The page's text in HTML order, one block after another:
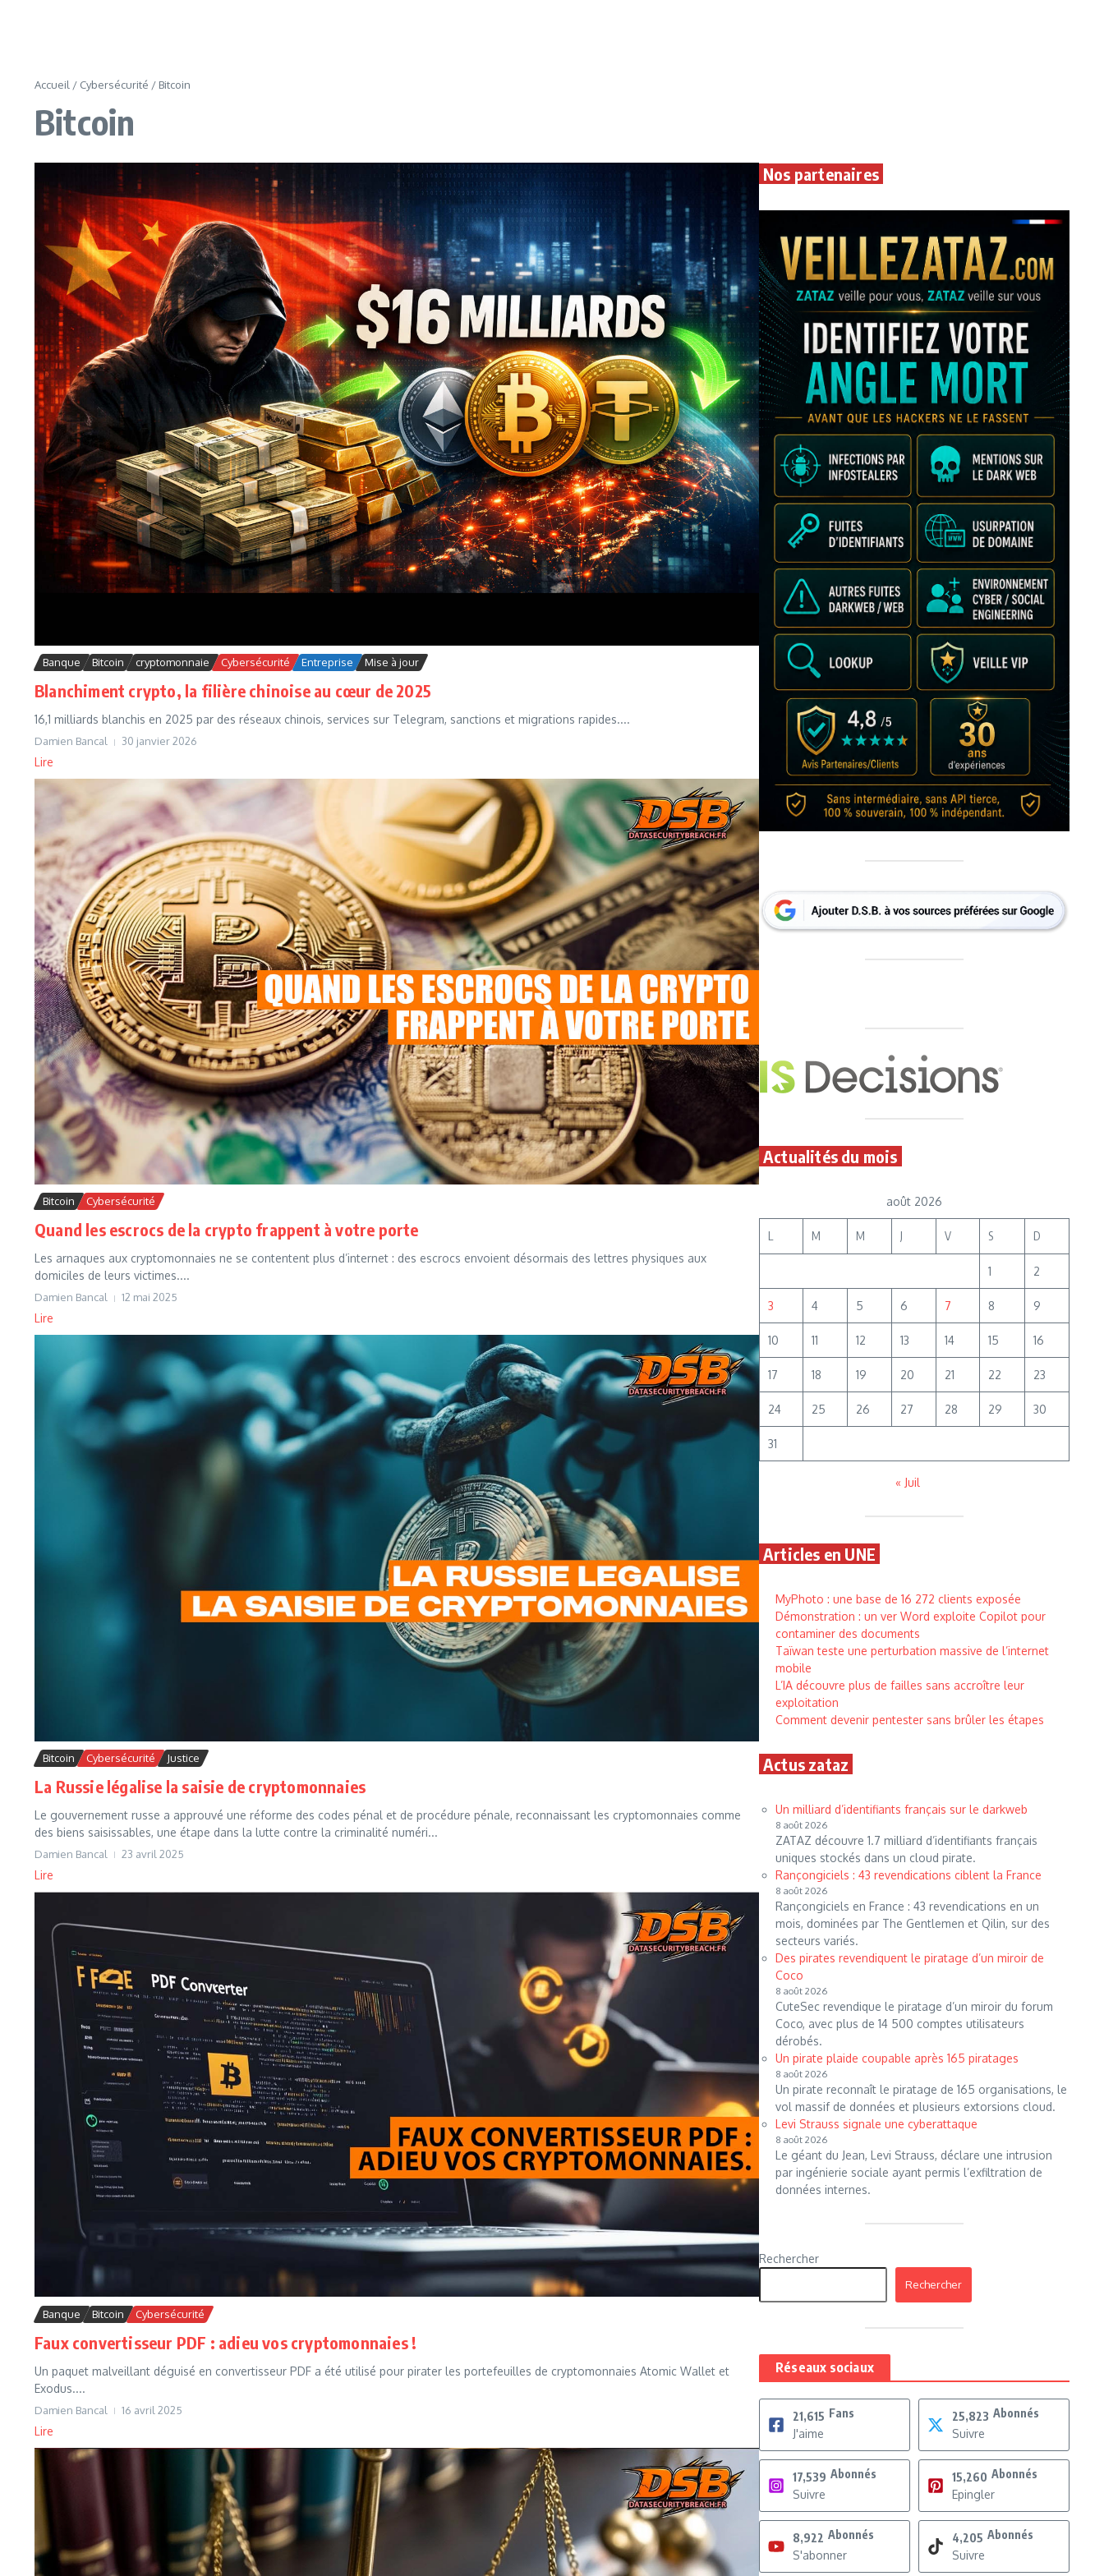
Accueil / Cybersécurité / Bitcoin
Bitcoin
Banque Bitcoin cryptomonnaie Cybersécurité Entreprise Mise à jour
Blanchiment crypto, la filière chinoise au cœur de 2025
16,1 milliards blanchis en 2025 par des réseaux chinois, services sur Telegram, sanctions et migrations rapides....
Damien Bancal 30 janvier 2026
Lire
Bitcoin Cybersécurité
Quand les escrocs de la crypto frappent à votre porte
Les arnaques aux cryptomonnaies ne se contentent plus d’internet : des escrocs envoient désormais des lettres physiques aux
domiciles de leurs victimes....
Damien Bancal 12 mai 2025
Lire
Bitcoin Cybersécurité Justice
La Russie légalise la saisie de cryptomonnaies
Le gouvernement russe a approuvé une réforme des codes pénal et de procédure pénale, reconnaissant les cryptomonnaies comme
des biens saisissables, une étape dans la lutte contre la criminalité numéri...
Damien Bancal 23 avril 2025
Lire
Banque Bitcoin Cybersécurité
Faux convertisseur PDF : adieu vos cryptomonnaies !
Un paquet malveillant déguisé en convertisseur PDF a été utilisé pour pirater les portefeuilles de cryptomonnaies Atomic Wallet et
Exodus....
Damien Bancal 16 avril 2025
Lire
Nos partenaires
Actualités du mois
août 2026
L M M J V S D
1 2
3 4 5 6 7 8 9
10 11 12 13 14 15 16
17 18 19 20 21 22 23
24 25 26 27 28 29 30
31
« Juil
Articles en UNE
MyPhoto : une base de 16 272 clients exposée
Démonstration : un ver Word exploite Copilot pour
contaminer des documents
Taïwan teste une perturbation massive de l’internet
mobile
L’IA découvre plus de failles sans accroître leur
exploitation
Comment devenir pentester sans brûler les étapes
Actus zataz
Un milliard d’identifiants français sur le darkweb
8 août 2026
ZATAZ découvre 1.7 milliard d’identifiants français
uniques stockés dans un cloud pirate.
Rançongiciels : 43 revendications ciblent la France
8 août 2026
Rançongiciels en France : 43 revendications en un
mois, dominées par The Gentlemen et Qilin, sur des
secteurs variés.
Des pirates revendiquent le piratage d’un miroir de
Coco
8 août 2026
CuteSec revendique le piratage d’un miroir du forum
Coco, avec plus de 14 500 comptes utilisateurs
dérobés.
Un pirate plaide coupable après 165 piratages
8 août 2026
Un pirate reconnaît le piratage de 165 organisations, le
vol massif de données et plusieurs extorsions cloud.
Levi Strauss signale une cyberattaque
8 août 2026
Le géant du Jean, Levi Strauss, déclare une intrusion
par ingénierie sociale ayant permis l’exfiltration de
données internes.
Rechercher
Rechercher
Réseaux sociaux
21,615 Fans
J'aime
25,823 Abonnés
Suivre
17,539 Abonnés
Suivre
15,260 Abonnés
Epingler
8,922 Abonnés
S'abonner
4,205 Abonnés
Suivre